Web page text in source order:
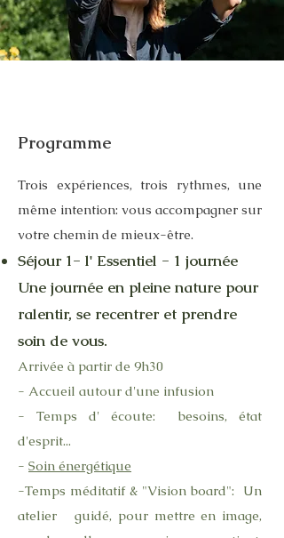
Programme
Trois expériences, trois rythmes, une
même intention: vous accompagner sur
votre chemin de mieux-être.
Séjour 1- l' Essentiel - 1 journée
Une journée en pleine nature pour
ralentir, se recentrer et prendre
soin de vous.
Arrivée à partir de 9h30
- Accueil autour d'une infusion
- Temps d' écoute: besoins, état
d'esprit...
- Soin énergétique
-Temps méditatif & "Vision board": Un
atelier guidé, pour mettre en image,